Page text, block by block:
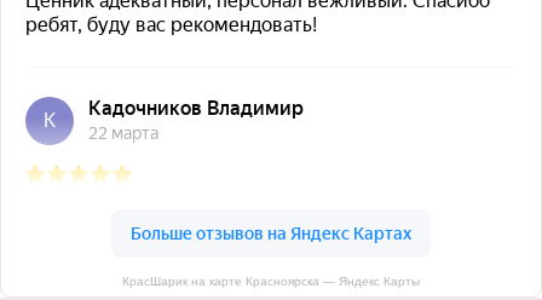
КрасШарик на карте Красноярска — Яндекс Карты